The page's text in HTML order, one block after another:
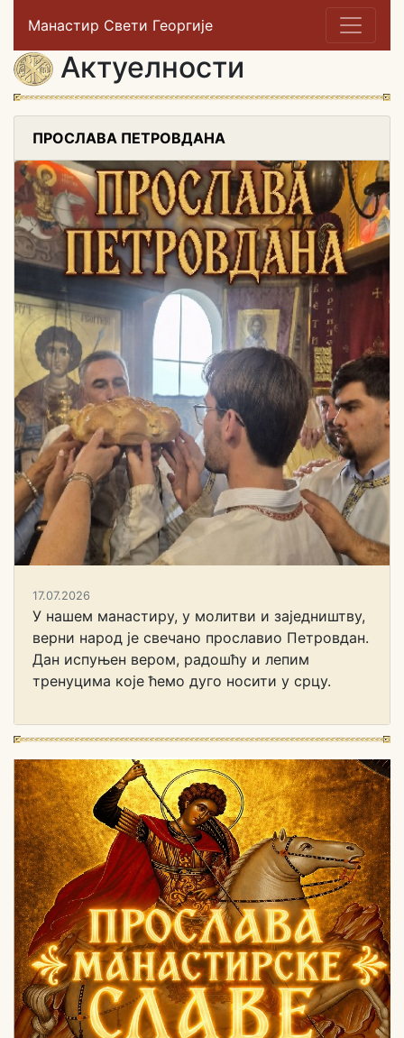
Манастир Свети Георгије
Актуелности
ПРОСЛАВА ПЕТРОВДАНА
17.07.2026
У нашем манастиру, у молитви и заједништву,
верни народ је свечано прославио Петровдан.
Дан испуњен вером, радошћу и лепим
тренуцима које ћемо дуго носити у срцу.